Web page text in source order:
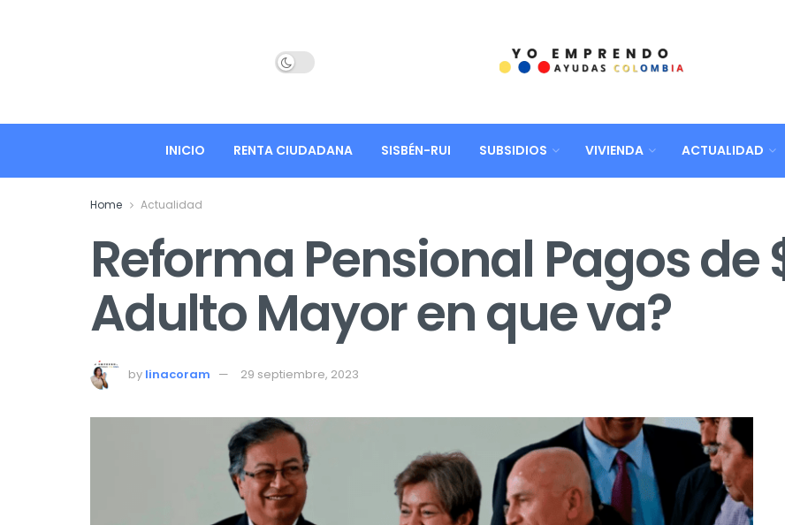
INICIO RENTA CIUDADANA SISBÉN-RUI SUBSIDIOS VIVIENDA ACTUALIDAD
Home Actualidad
Reforma Pensional Pagos de
Adulto Mayor en que va?
by linacoram 29 septiembre, 2023